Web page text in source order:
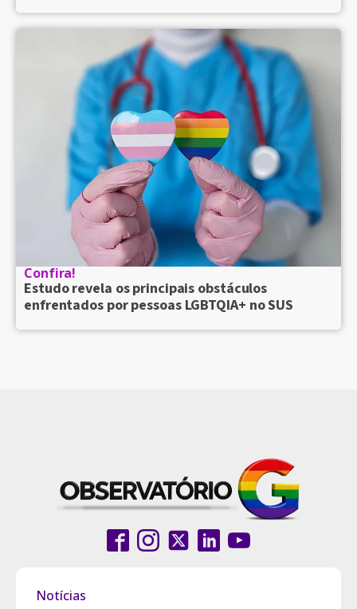
Confira!
Estudo revela os principais obstáculos
enfrentados por pessoas LGBTQIA+ no SUS
Notícias